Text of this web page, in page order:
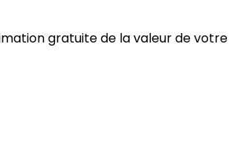
gratuite de la valeur de votre